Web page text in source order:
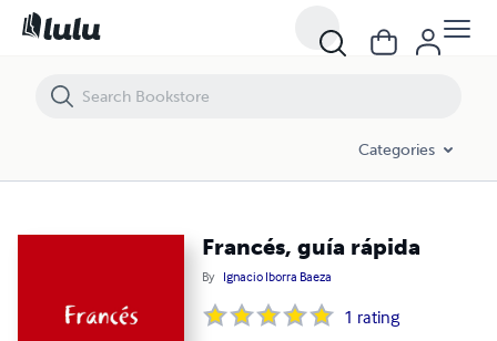
Categories
Francés, guía rápida
By Ignacio Iborra Baeza
1 rating
Francés, guía rápida